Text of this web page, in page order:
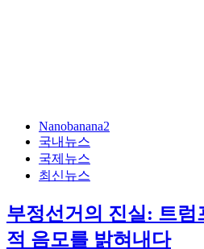
Nanobanana2
국내뉴스
국제뉴스
최신뉴스
부정선거의 진실: 트럼
적 음모를 밝혀내다